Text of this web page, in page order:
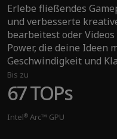
einem Blick oder einer
ungeahnter
Bis zu
Bis zu Intel®
Prozessor (Serie 2)
Bis zu
48 TOPs
Erlebe fließendes
und verbesserte
bearbeitest oder
Power, die deine Ideen
Geschwindigkeit und
Bis zu
67 TOPs
Intel® Arc™ GPU